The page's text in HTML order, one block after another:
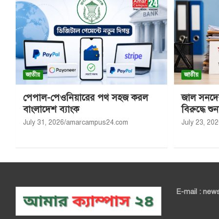
জাতীয়
পেপাল-পেওনিয়ারের পথ সহজ করল
বাংলাদেশ ব্যাংক
July 31, 2026 amarcampus24.com
জাতীয়
জাল
বিরুদ্ধে
July 23,
E-mail :